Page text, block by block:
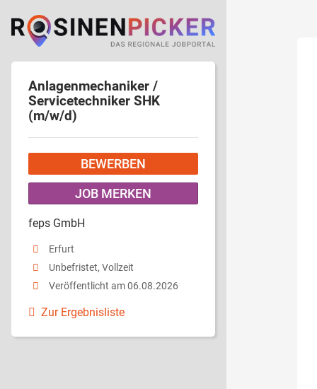
Anlagenmechaniker /
Servicetechniker SHK
(m/w/d)
BEWERBEN
JOB MERKEN
feps GmbH
Erfurt
Unbefristet, Vollzeit
Veröffentlicht am 06.08.2026
Zur Ergebnisliste